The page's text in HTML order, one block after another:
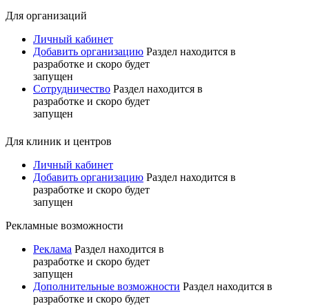
Для организаций
Личный кабинет
Добавить организацию Раздел находится в
разработке и скоро будет
запущен
Сотрудничество Раздел находится в
разработке и скоро будет
запущен
Для клиник и центров
Личный кабинет
Добавить организацию Раздел находится в
разработке и скоро будет
запущен
Рекламные возможности
Реклама Раздел находится в
разработке и скоро будет
запущен
Дополнительные возможности Раздел находится в
разработке и скоро будет